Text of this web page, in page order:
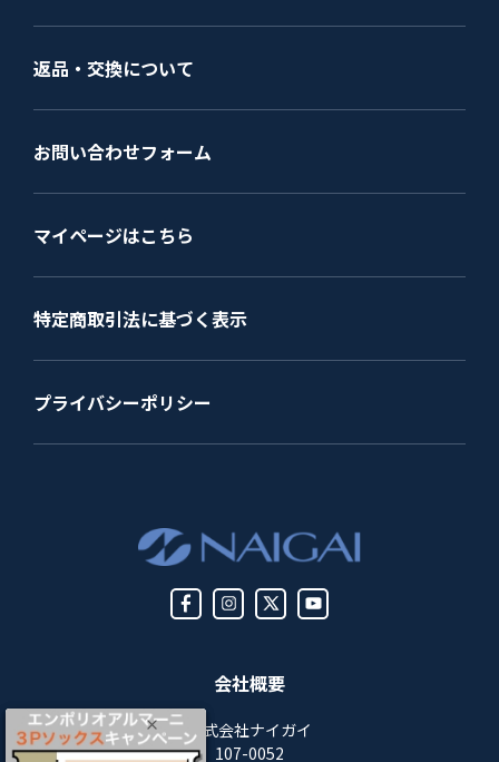
会社概要
株式会社ナイガイ
107-0052
返品・交換について
お問い合わせフォーム
マイページはこちら
特定商取引法に基づく表示
プライバシーポリシー